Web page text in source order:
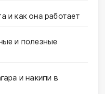
и как она работает
и полезные
и накипи в